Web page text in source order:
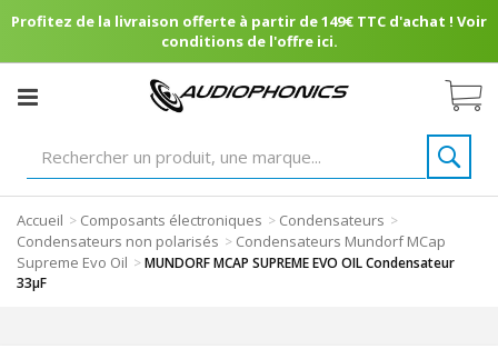
Profitez de la livraison offerte à partir de 149€ TTC d'achat ! Voir
conditions de l'offre ici.
Accueil > Composants électroniques > Condensateurs >
Condensateurs non polarisés > Condensateurs Mundorf MCap
Supreme Evo Oil >MUNDORF MCAP SUPREME EVO OIL Condensateur
33µF